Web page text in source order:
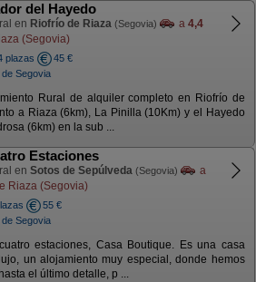
del Hayedo
en Riofrío de Riaza (Segovia) a 4,4
(Segovia)
plazas
45 €
Segovia
Rural de alquiler completo en Riofrío de
a Riaza (6km), La Pinilla (10Km) y el Hayedo
(6km) en la sub ...
Estaciones
en Sotos de Sepúlveda (Segovia)
a
Riaza (Segovia)
55 €
Segovia
estaciones, Casa Boutique. Es una casa
un alojamiento muy especial, donde hemos
el último detalle, p ...